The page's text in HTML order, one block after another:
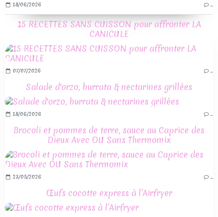
18/06/2026
15 RECETTES SANS CUISSON pour affronter LA
CANICULE
07/07/2026
Salade d'orzo, burrata & nectarines grillées
18/06/2026
Brocoli et pommes de terre, sauce au Caprice des
Dieux Avec OU Sans Thermomix
23/05/2026
Œufs cocotte express à l’Airfryer